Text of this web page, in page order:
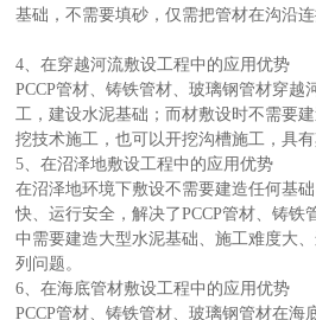
基础，不需要填砂，仅需把管材在沟沿
4、在穿越河流敷设工程中的应用优势
PCCP管材、铸铁管材、玻璃钢管材穿越
工，建设水泥基础；而材敷设时不需要
挖技术施工，也可以开挖沟槽施工，具
5、在沼泽地敷设工程中的应用优势
在沼泽地环境下敷设不需要建造任何基
快、运行安全，解决了PCCP管材、铸铁
中需要建造大型水泥基础、施工难度大
列问题。
6、在海底管材敷设工程中的应用优势
PCCP管材、铸铁管材、玻璃钢管材在海